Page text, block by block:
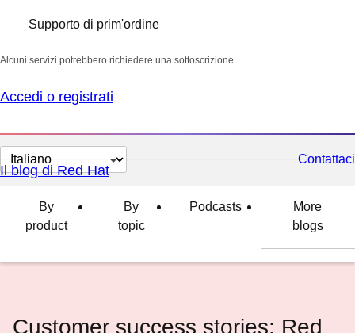
Supporto di prim'ordine
Alcuni servizi potrebbero richiedere una sottoscrizione.
Accedi o registrati
Cambia
lingua
Contattaci
Il blog di Red Hat
By
product
By
topic
Podcasts
More
blogs
Customer success stories: Red